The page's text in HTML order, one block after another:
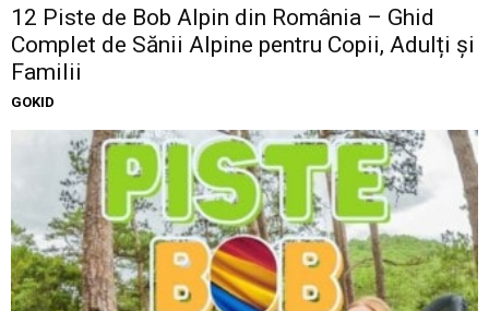
12 Piste de Bob Alpin din România – Ghid
Complet de Sănii Alpine pentru Copii, Adulți și
Familii
GOKID